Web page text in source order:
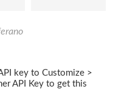
key to Customize >
API Key to get this